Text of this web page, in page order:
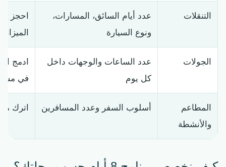
التنقلات
عدد أيام السائق، المسارات،
ونوع السيارة
احجز
الجولات
عدد الساعات والوجهات داخل
كل يوم
ادمج
في
المطاعم
والأنشطة
أسلوب السفر وعدد المسافرين اترك